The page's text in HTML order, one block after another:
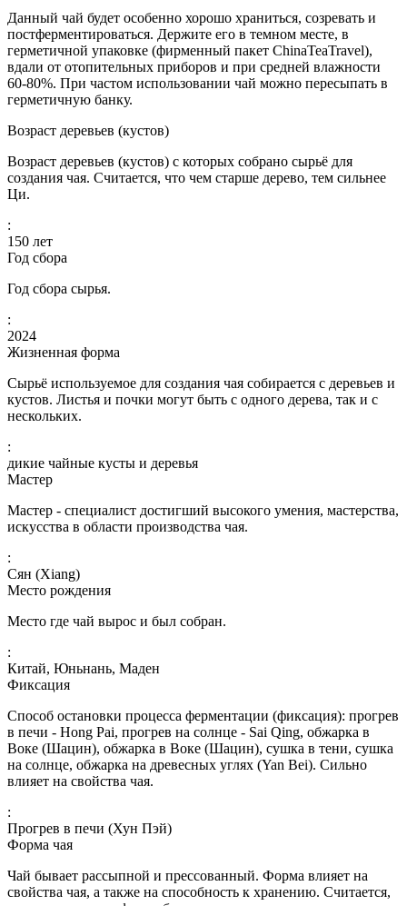
Данный чай будет особенно хорошо храниться, созревать и
постферментироваться. Держите его в темном месте, в
герметичной упаковке (фирменный пакет ChinaTeaTravel),
вдали от отопительных приборов и при средней влажности
60-80%. При частом использовании чай можно пересыпать в
герметичную банку.
Возраст деревьев (кустов)
Возраст деревьев (кустов) с которых собрано сырьё для
создания чая. Считается, что чем старше дерево, тем сильнее
Ци.
:
150 лет
Год сбора
Год сбора сырья.
:
2024
Жизненная форма
Сырьё используемое для создания чая собирается с деревьев и
кустов. Листья и почки могут быть с одного дерева, так и с
нескольких.
:
дикие чайные кусты и деревья
Мастер
Мастер - специалист достигший высокого умения, мастерства,
искусства в области производства чая.
:
Сян (Xiang)
Место рождения
Место где чай вырос и был собран.
:
Китай, Юньнань, Маден
Фиксация
Способ остановки процесса ферментации (фиксация): прогрев
в печи - Hong Pai, прогрев на солнце - Sai Qing, обжарка в
Воке (Шацин), обжарка в Воке (Шацин), сушка в тени, сушка
на солнце, обжарка на древесных углях (Yan Bei). Сильно
влияет на свойства чая.
:
Прогрев в печи (Хун Пэй)
Форма чая
Чай бывает рассыпной и прессованный. Форма влияет на
свойства чая, а также на способность к хранению. Считается,